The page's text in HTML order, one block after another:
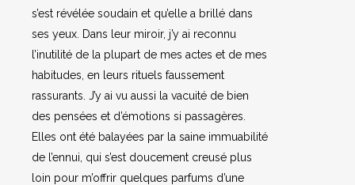
s’est révélée soudain et qu’elle a brillé dans
ses yeux. Dans leur miroir, j’y ai reconnu
l’inutilité de la plupart de mes actes et de mes
habitudes, en leurs rituels faussement
rassurants. J’y ai vu aussi la vacuité de bien
des pensées et d’émotions si passagères.
Elles ont été balayées par la saine immuabilité
de l’ennui, qui s’est doucement creusé plus
loin pour m’offrir quelques parfums d’une